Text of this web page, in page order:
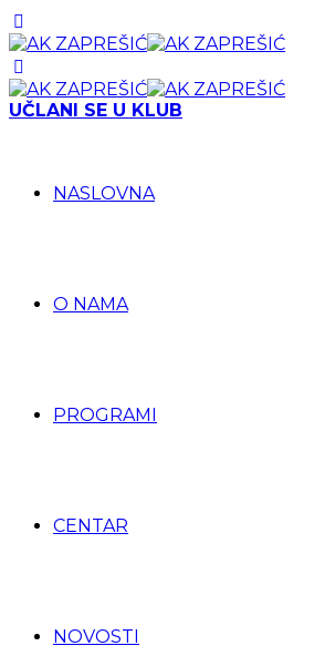
UČLANI SE U KLUB
NASLOVNA
O NAMA
PROGRAMI
CENTAR
NOVOSTI